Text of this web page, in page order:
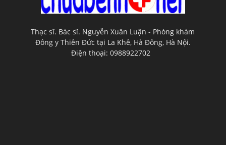
Thạc sĩ. Bác sĩ. Nguyễn Xuân Luận - Phòng khám
Đông y Thiên Đức tại La Khê, Hà Đông, Hà Nội.
Điện thoại: 0988922702